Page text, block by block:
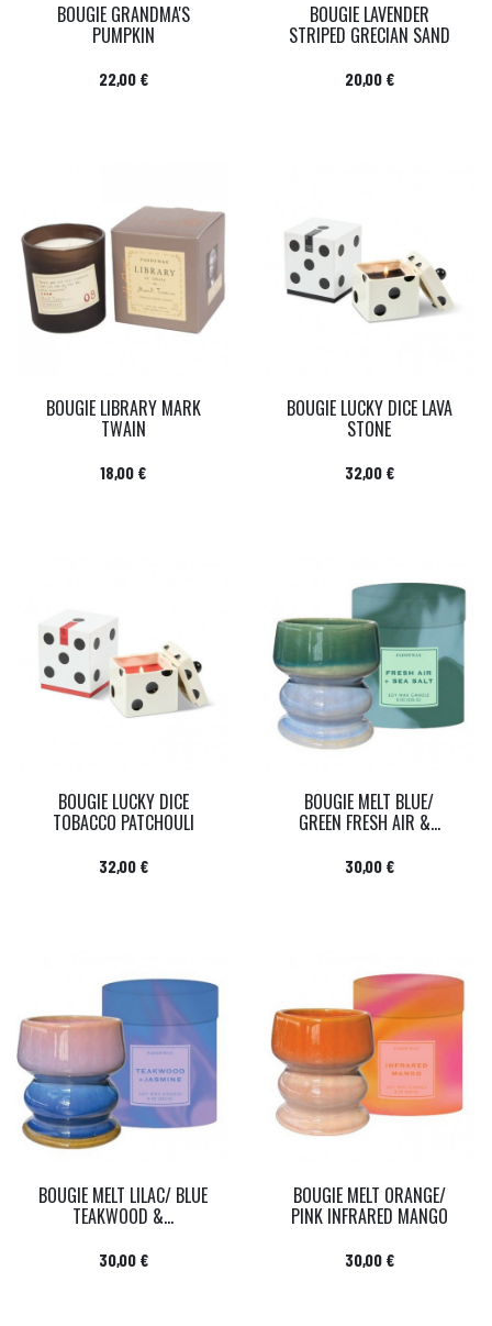
BOUGIE GRANDMA'S
PUMPKIN
Prix
22,00 €
BOUGIE LAVENDER
STRIPED GRECIAN SAND
Prix
20,00 €
BOUGIE LIBRARY MARK
TWAIN
Prix
18,00 €
BOUGIE LUCKY DICE LAVA
STONE
Prix
32,00 €
BOUGIE LUCKY DICE
TOBACCO PATCHOULI
Prix
32,00 €
BOUGIE MELT BLUE/
GREEN FRESH AIR &...
Prix
30,00 €
BOUGIE MELT LILAC/ BLUE
TEAKWOOD &...
Prix
30,00 €
BOUGIE MELT ORANGE/
PINK INFRARED MANGO
Prix
30,00 €